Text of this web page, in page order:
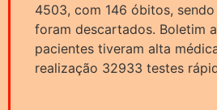
4503, com 146 óbitos,
foram descartados. Boletim
pacientes tiveram alta
realização 32933 testes